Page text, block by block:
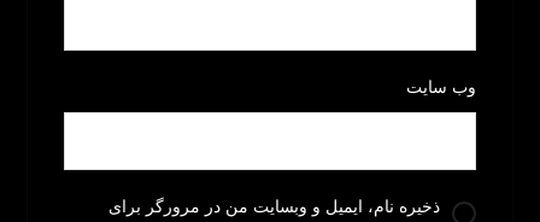
وب‌ سایت
ذخیره نام، ایمیل و وبسایت من در مرورگر برای